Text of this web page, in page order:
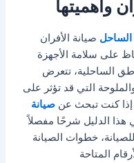
وأهميتها
صيانة الأفران
على سلامة الأجهزة
الساحلية، تتعرض
التي قد تؤثر على
إذا كنت تبحث عنصيانة
الدليل شرحًا مفصلاً
خطوات الصيانة
المتاحة